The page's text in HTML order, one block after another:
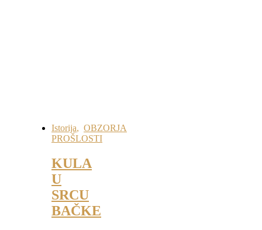
Istorija, OBZORJA
PROŠLOSTI
KULA
U
SRCU
BAČKE